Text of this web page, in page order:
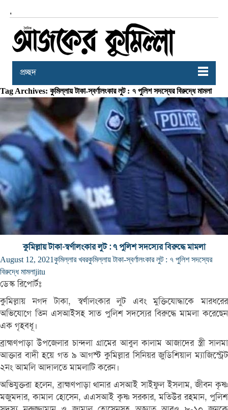
,
প্রচ্ছদ
Tag Archives: কুমিল্লায় টাকা-স্বর্ণালংকার লুট : ৭ পুলিশ সদস্যের বিরুদ্ধে মামলা
কুমিল্লায় টাকা-স্বর্ণালংকার লুট : ৭ পুলিশ সদস্যের বিরুদ্ধে মামলা
August 12, 2021কুমিল্লার খবরকুমিল্লায় টাকা-স্বর্ণালংকার লুট : ৭ পুলিশ সদস্যের
বিরুদ্ধে মামলাjitu
ডেস্ক রিপোর্টঃ
কুমিল্লায় নগদ টাকা, স্বর্ণালংকার লুট এবং মুক্তিযোদ্ধাকে মারধরের
অভিযোগে তিন এসআইসহ সাত পুলিশ সদস্যের বিরুদ্ধে মামলা করেছেন
এক গৃহবধূ।
ব্রাহ্মণপাড়া উপজেলার চান্দলা গ্রামের আবুল কালাম আজাদের স্ত্রী সালমা
আক্তার বাদী হয়ে গত ৯ আগস্ট কুমিল্লার সিনিয়র জুডিশিয়াল ম্যাজিস্ট্রেট
২নং আমলি আদালতে মামলাটি করেন।
অভিযুক্তরা হলেন, ব্রাহ্মণপাড়া থানার এসআই সাইফুল ইসলাম, জীবন কৃষ্ণ
মজুমদার, কামাল হোসেন, এএসআই কৃষ্ণ সরকার, মতিউর রহমান, পুলিশ